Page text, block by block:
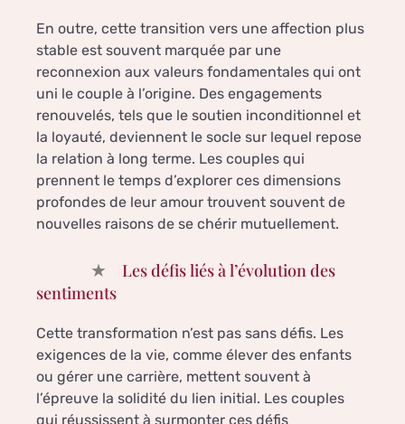
En outre, cette transition vers une affection plus
stable est souvent marquée par une
reconnexion aux valeurs fondamentales qui ont
uni le couple à l’origine. Des engagements
renouvelés, tels que le soutien inconditionnel et
la loyauté, deviennent le socle sur lequel repose
la relation à long terme. Les couples qui
prennent le temps d’explorer ces dimensions
profondes de leur amour trouvent souvent de
nouvelles raisons de se chérir mutuellement.
Les défis liés à l’évolution des
sentiments
Cette transformation n’est pas sans défis. Les
exigences de la vie, comme élever des enfants
ou gérer une carrière, mettent souvent à
l’épreuve la solidité du lien initial. Les couples
qui réussissent à surmonter ces défis